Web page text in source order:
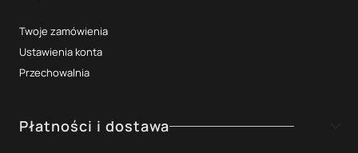
Twoje zamówienia
Ustawienia konta
Przechowalnia
Płatności i dostawa